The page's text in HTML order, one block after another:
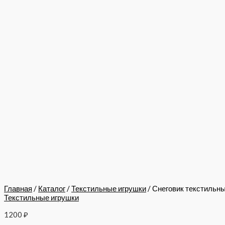
Главная / Каталог/Текстильные игрушки/ Снеговик
Текстильные игрушки
1200 ₽